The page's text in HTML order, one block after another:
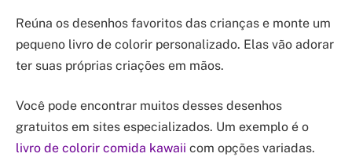
Reúna os desenhos favoritos das crianças e monte um
pequeno livro de colorir personalizado. Elas vão adorar
ter suas próprias criações em mãos.
Você pode encontrar muitos desses desenhos
gratuitos em sites especializados. Um exemplo é o
livro de colorir comida kawaii com opções variadas.